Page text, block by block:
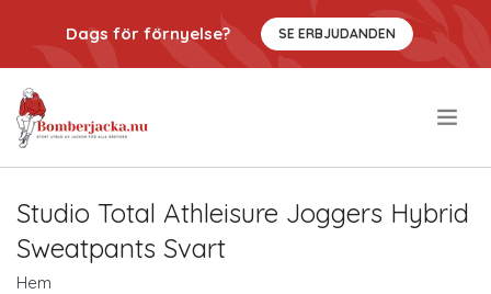
Dags för förnyelse? SE ERBJUDANDEN
Studio Total Athleisure Joggers Hybrid
Sweatpants Svart
Hem